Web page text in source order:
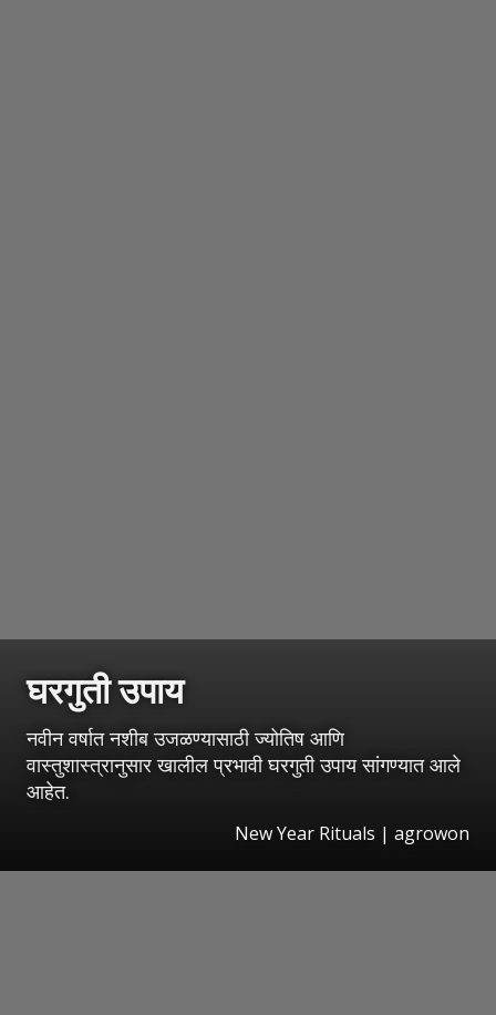
घरगुती उपाय
नवीन वर्षात नशीब उजळण्यासाठी ज्योतिष आणि
वास्तुशास्त्रानुसार खालील प्रभावी घरगुती उपाय सांगण्यात आले
आहेत.
New Year Rituals | agrowon